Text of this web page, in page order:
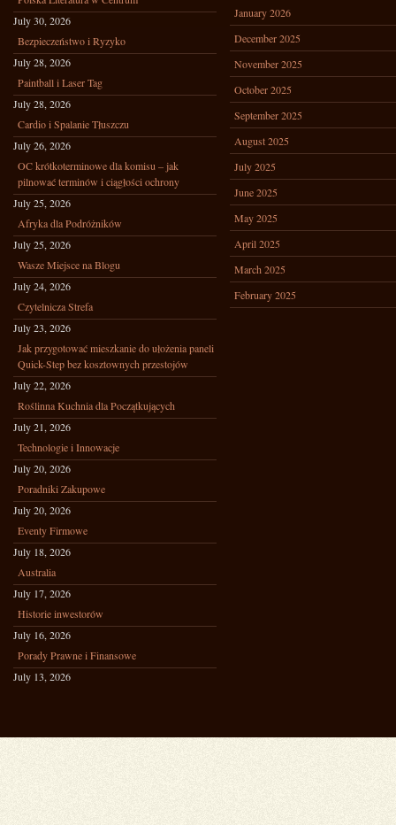
July 30, 2026
Bezpieczeństwo i Ryzyko
July 28, 2026
Paintball i Laser Tag
July 28, 2026
Cardio i Spalanie Tłuszczu
July 26, 2026
OC krótkoterminowe dla komisu – jak
pilnować terminów i ciągłości ochrony
July 25, 2026
Afryka dla Podróżników
July 25, 2026
Wasze Miejsce na Blogu
July 24, 2026
Czytelnicza Strefa
July 23, 2026
Jak przygotować mieszkanie do ułożenia paneli
Quick-Step bez kosztownych przestojów
July 22, 2026
Roślinna Kuchnia dla Początkujących
July 21, 2026
Technologie i Innowacje
July 20, 2026
Poradniki Zakupowe
July 20, 2026
Eventy Firmowe
July 18, 2026
Australia
July 17, 2026
Historie inwestorów
July 16, 2026
Porady Prawne i Finansowe
July 13, 2026
January 2026
December 2025
November 2025
October 2025
September 2025
August 2025
July 2025
June 2025
May 2025
April 2025
March 2025
February 2025